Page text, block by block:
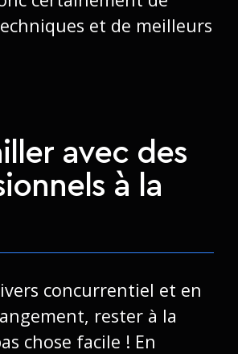
et de meilleurs
avec des
à la
concurrentiel et en
rester à la
chose facile ! En